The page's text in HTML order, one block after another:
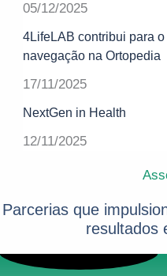
05/12/2025
4LifeLAB contribui para
navegação na Ortopedia
17/11/2025
NextGen in Health
12/11/2025
Parcerias que
resultados